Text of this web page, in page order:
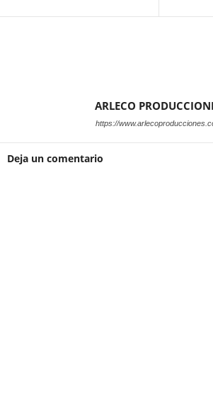
ARLECO
https://
Deja un comentario